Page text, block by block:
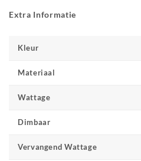
Extra Informatie
Kleur
Materiaal
Wattage
Dimbaar
Vervangend Wattage